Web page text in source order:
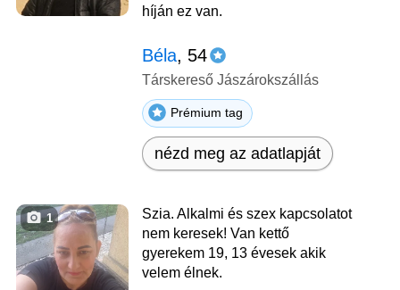
híján ez van.
Béla, 54
Társkereső Jászárokszállás
Prémium tag
nézd meg az adatlapját
1
Szia. Alkalmi és szex kapcsolatot
nem keresek! Van kettő
gyerekem 19, 13 évesek akik
velem élnek.